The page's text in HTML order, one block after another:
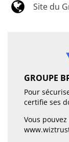
Site du
GROUPE
Pour
certifie ses
Vous